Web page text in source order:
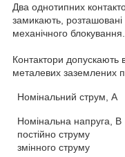
Два однотипних
замикають,
механічного блокування.
Контактори допускають
металевих заземлених
Номінальний струм, А
Номінальна напруга, В
постійно струму
змінного струму